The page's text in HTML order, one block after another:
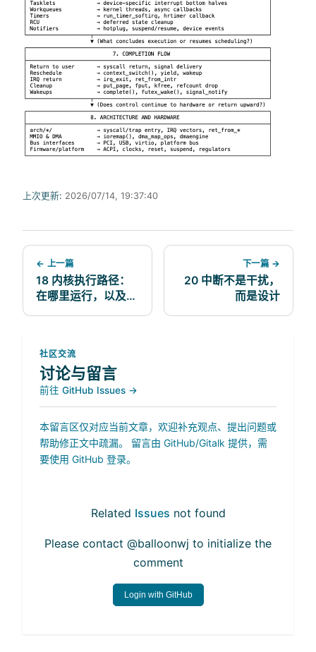
上次更新: 2026/07/14, 19:37:40
← 上一篇
18 内核执行路径：
在哪里运行，以及为
下一篇 →
20 中断不是干扰，
而是设计
社区交流
讨论与留言
前往 GitHub Issues →
本留言区仅对应当前文章，欢迎补充观点、提出问题或
帮助修正文中疏漏。 留言由 GitHub/Gitalk 提供，需
要使用 GitHub 登录。
Related Issues not found
Please contact @balloonwj to initialize the
comment
Login with GitHub